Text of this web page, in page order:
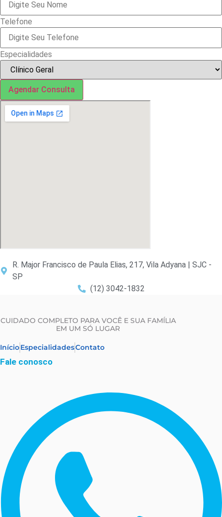
Telefone
Especialidades
Agendar Consulta
R. Major Francisco de Paula Elias, 217, Vila Adyana | SJC -
SP
(12) 3042-1832
CUIDADO COMPLETO PARA VOCÊ E SUA FAMÍLIA
EM UM SÓ LUGAR
InícioEspecialidadesContato
Fale conosco